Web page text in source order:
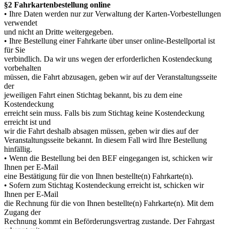
§2 Fahrkartenbestellung online
• Ihre Daten werden nur zur Verwaltung der Karten-Vorbestellungen
verwendet
und nicht an Dritte weitergegeben.
• Ihre Bestellung einer Fahrkarte über unser online-Bestellportal ist
für Sie
verbindlich. Da wir uns wegen der erforderlichen Kostendeckung
vorbehalten
müssen, die Fahrt abzusagen, geben wir auf der Veranstaltungsseite
der
jeweiligen Fahrt einen Stichtag bekannt, bis zu dem eine
Kostendeckung
erreicht sein muss. Falls bis zum Stichtag keine Kostendeckung
erreicht ist und
wir die Fahrt deshalb absagen müssen, geben wir dies auf der
Veranstaltungsseite bekannt. In diesem Fall wird Ihre Bestellung
hinfällig.
• Wenn die Bestellung bei den BEF eingegangen ist, schicken wir
Ihnen per E-Mail
eine Bestätigung für die von Ihnen bestellte(n) Fahrkarte(n).
• Sofern zum Stichtag Kostendeckung erreicht ist, schicken wir
Ihnen per E-Mail
die Rechnung für die von Ihnen bestellte(n) Fahrkarte(n). Mit dem
Zugang der
Rechnung kommt ein Beförderungsvertrag zustande. Der Fahrgast